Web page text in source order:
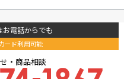
お電話からでも
ード利用可能
・商品相談